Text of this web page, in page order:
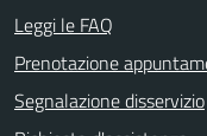
Leggi le FAQ
Prenotazione
Segnalazione disservizio